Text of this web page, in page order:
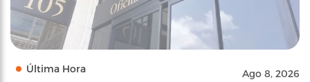
Última Hora Ago 8, 2026